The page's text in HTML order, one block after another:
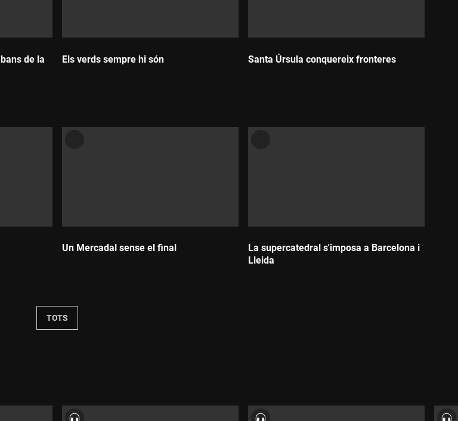
de la
Els verds sempre hi són Santa Úrsula conquereix fronteres
Un Mercadal sense el final
La supercatedral s'imposa a Barcelona i
Lleida
TOTS